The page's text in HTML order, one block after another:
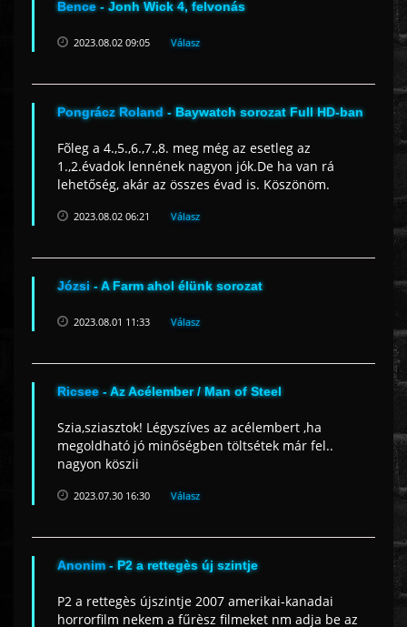
Bence- Jonh Wick 4, felvonás
2023.08.02 09:05 Válasz
Pongrácz Roland- Baywatch sorozat Full HD-ban
Fõleg a 4.,5.,6.,7.,8. meg még az esetleg az
1.,2.évadok lennének nagyon jók.De ha van rá
lehetőség, akár az összes évad is. Köszönöm.
2023.08.02 06:21 Válasz
Józsi- A Farm ahol élünk sorozat
2023.08.01 11:33 Válasz
Ricsee- Az Acélember / Man of Steel
Szia,sziasztok! Légyszíves az acélembert ,ha
megoldható jó minőségben töltsétek már fel..
nagyon köszii
2023.07.30 16:30 Válasz
Anonim- P2 a rettegès új szintje
P2 a rettegès újszintje 2007 amerikai-kanadai
horrorfilm nekem a fűrèsz filmeket nm adja be az